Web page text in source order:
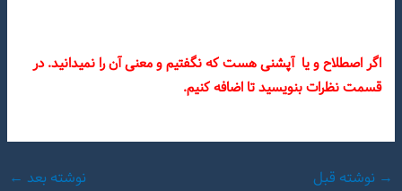
اگر اصطلاح و یا آپشنی هست که نگفتیم و معنی آن را نمیدانید. در
قسمت نظرات بنویسید تا اضافه کنیم.
→ نوشته قبل نوشته بعد ←